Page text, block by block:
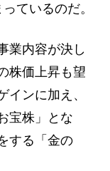
ているのだ。
業内容が決し
株価上昇も望
インに加え、
宝株」とな
する「金の